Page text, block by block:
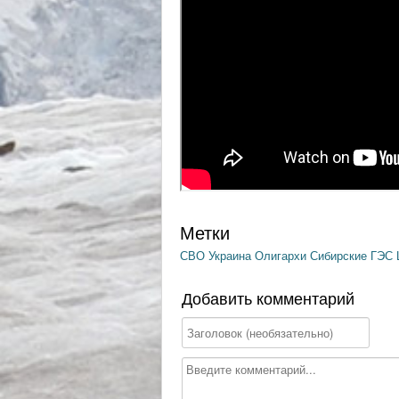
Метки
СВО УкраинаОлигархи Сибирские ГЭС
Добавить комментарий